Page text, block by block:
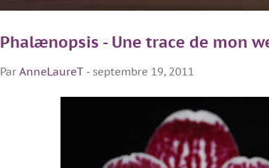
Phalænopsis - Une trace de mon
Par AnneLaureT - septembre 19, 2011